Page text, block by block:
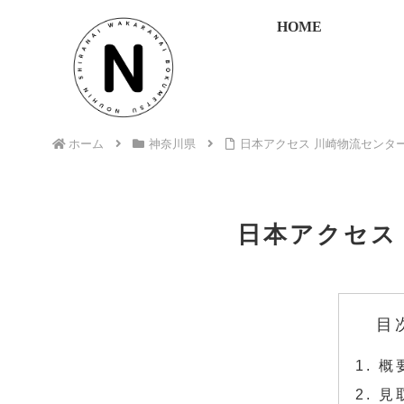
HOME
ホーム 神奈川県 日本アクセス 川崎物流センタ
日本アクセ
目
概
見